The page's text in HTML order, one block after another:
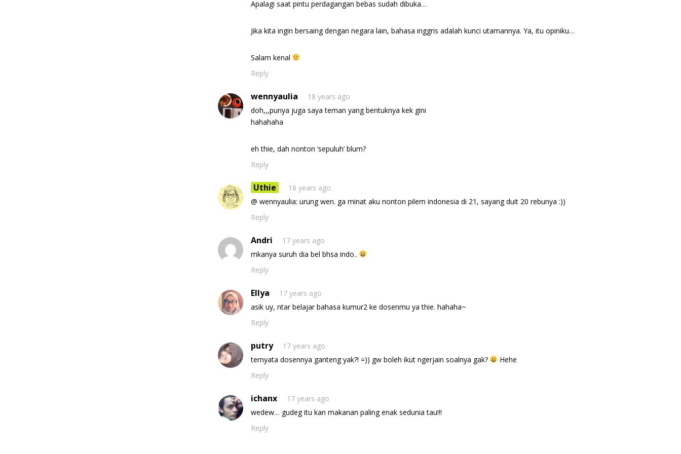
Apalagi saat pintu perdagangan bebas sudah dibuka…
Jika kita ingin bersaing dengan negara lain, bahasa inggris adalah kunci utamannya. Ya, itu opiniku…
Salam kenal
Reply
wennyaulia
18 years ago
doh,,,punya juga saya teman yang bentuknya kek gini
hahahaha
eh thie, dah nonton ‘sepuluh’ blum?
Reply
Uthie
18 years ago
@ wennyaulia: urung wen. ga minat aku nonton pilem indonesia di 21, sayang duit 20 rebunya :))
Reply
Andri
17 years ago
mkanya suruh dia bel bhsa indo..
Reply
Ellya
17 years ago
asik uy, ntar belajar bahasa kumur2 ke dosenmu ya thie. hahaha~
Reply
putry
17 years ago
ternyata dosennya ganteng yak?! =)) gw boleh ikut ngerjain soalnya gak?
Hehe
Reply
ichanx
17 years ago
wedew… gudeg itu kan makanan paling enak sedunia tau!!!
Reply